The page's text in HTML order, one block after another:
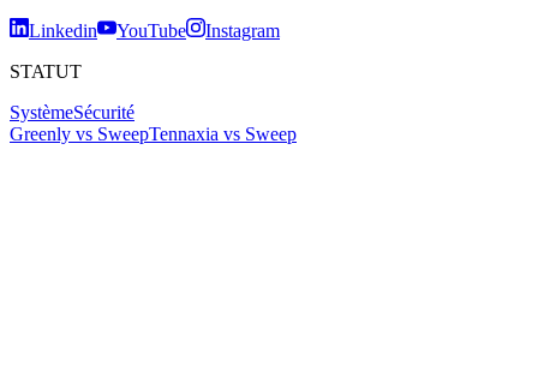
Linkedin YouTube
Instagram
STATUT
SystèmeSécurité
Greenly vs SweepTennaxia vs Sweep